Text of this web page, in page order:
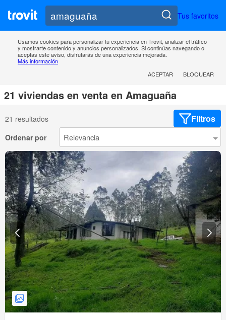
Tus favoritos
Usamos cookies para personalizar tu experiencia en Trovit, analizar el tráfico
y mostrarte contenido y anuncios personalizados. Si continúas navegando o
aceptas este aviso, disfrutarás de una experiencia mejorada.
Más información
ACEPTAR
BLOQUEAR
21 viviendas en venta en Amaguaña
21 resultados Filtros
Ordenar por